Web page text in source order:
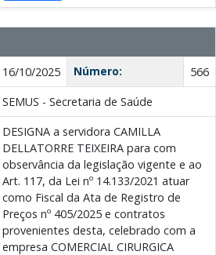
16/10/2025 Número:
566
SEMUS - Secretaria de Saúde
DESIGNA a servidora CAMILLA
DELLATORRE TEIXEIRA para com
observância da legislação vigente e ao
Art. 117, da Lei nº 14.133/2021 atuar
como Fiscal da Ata de Registro de
Preços nº 405/2025 e contratos
provenientes desta, celebrado com a
empresa COMERCIAL CIRURGICA